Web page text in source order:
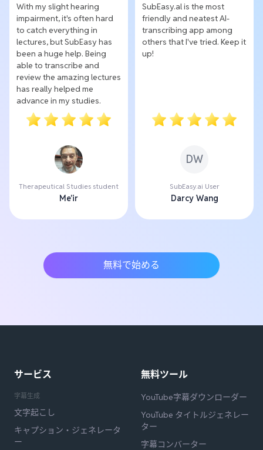
With my slight hearing
impairment, it's often hard
to catch everything in
lectures, but SubEasy has
been a huge help. Being
able to transcribe and
review the amazing lectures
has really helped me
advance in my studies.
Therapeutical Studies student
Me'ir
SubEasy.al is the most
friendly and neatest AI-
transcribing app among
others that I've tried. Keep it
up!
DW
SubEasy.ai User
Darcy Wang
無料で始める
サービス
字幕生成
文字起こし
キャプション・ジェネレータ
ー
無料ツール
YouTube字幕ダウンローダー
YouTube タイトルジェネレー
ター
字幕コンバーター